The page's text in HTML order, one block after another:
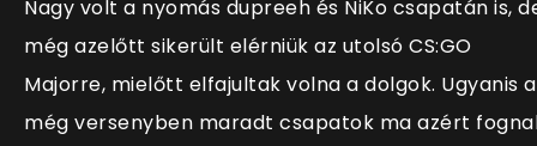
Nagy volt a nyomás dupreeh és NiKo csapatán is,
még azelőtt sikerült elérniük az utolsó CS:GO
Majorre, mielőtt elfajultak volna a dolgok. Ugyanis a
még versenyben maradt csapatok ma azért